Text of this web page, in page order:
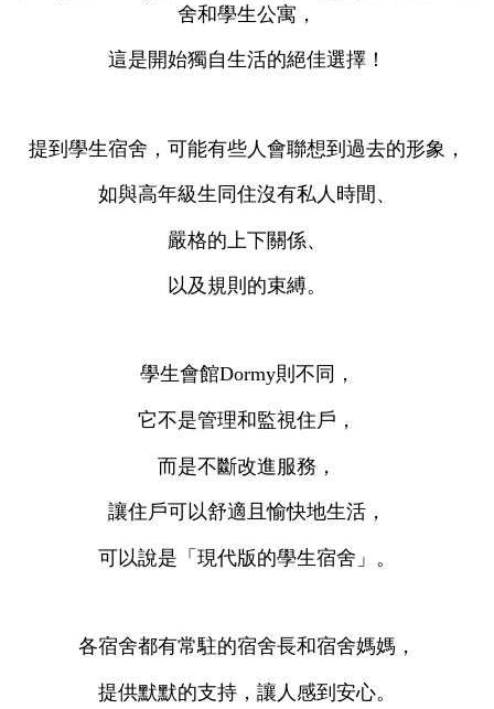
舍和學生公寓，
這是開始獨自生活的絕佳選擇！
提到學生宿舍，可能有些人會聯想到過去的形象，
如與高年級生同住沒有私人時間、
嚴格的上下關係、
以及規則的束縛。
學生會館Dormy則不同，
它不是管理和監視住戶，
而是不斷改進服務，
讓住戶可以舒適且愉快地生活，
可以說是「現代版的學生宿舍」。
各宿舍都有常駐的宿舍長和宿舍媽媽，
提供默默的支持，讓人感到安心。